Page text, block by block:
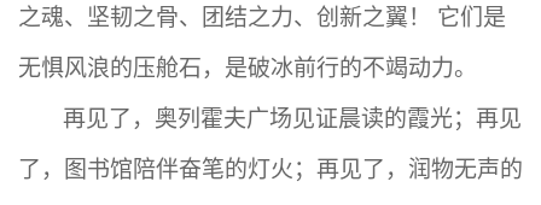
之魂、坚韧之骨、团结之力、创新之翼！ 它们是
无惧风浪的压舱石，是破冰前行的不竭动力。
再见了，奥列霍夫广场见证晨读的霞光；再见
了，图书馆陪伴奋笔的灯火；再见了，润物无声的